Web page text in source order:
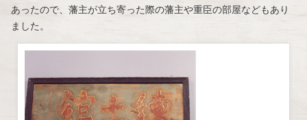
あったので、藩主が立ち寄った際の藩主や重臣の部屋などもあり
ました。